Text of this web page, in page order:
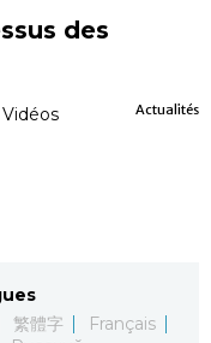
des
Actualités
Vidéos
繁體字
Français